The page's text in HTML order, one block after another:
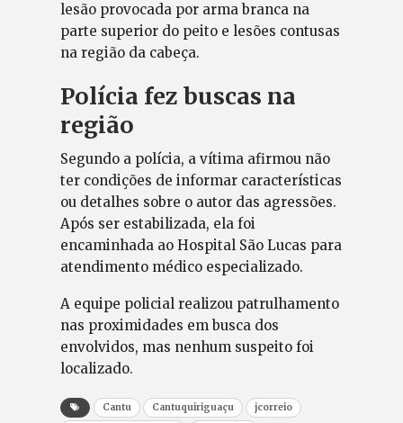
lesão provocada por arma branca na
parte superior do peito e lesões contusas
na região da cabeça.
Polícia fez buscas na
região
Segundo a polícia, a vítima afirmou não
ter condições de informar características
ou detalhes sobre o autor das agressões.
Após ser estabilizada, ela foi
encaminhada ao Hospital São Lucas para
atendimento médico especializado.
A equipe policial realizou patrulhamento
nas proximidades em busca dos
envolvidos, mas nenhum suspeito foi
localizado.
Cantu Cantuquiriguaçu
jcorreio